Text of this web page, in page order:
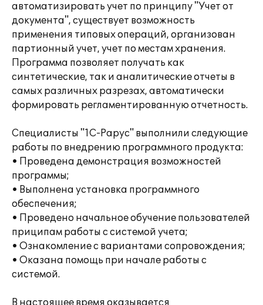
автоматизировать учет по принципу "Учет от
документа", существует возможность
применения типовых операций, организован
партионный учет, учет по местам хранения.
Программа позволяет получать как
синтетические, так и аналитические отчеты в
самых различных разрезах, автоматически
формировать регламентированную отчетность.
Специалисты "1С-Рарус" выполнили следующие
работы по внедрению программного продукта:
• Проведена демонстрация возможностей
программы;
• Выполнена установка программного
обеспечения;
• Проведено начальное обучение пользователей
приципам работы с системой учета;
• Ознакомление с вариантами сопровождения;
• Оказана помощь при начале работы с
системой.
В настоящее время оказывается